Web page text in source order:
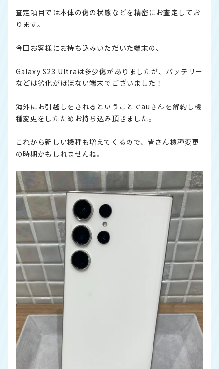
査定項目では本体の傷の状態などを精密にお査定してお
ります。
今回お客様にお持ち込みいただいた端末の、
Galaxy S23 Ultraは多少傷がありましたが、バッテリー
などは劣化がほぼない端末でございました！
海外にお引越しをされるということでauさんを解約し機
種変更をしたためお持ち込み頂きました。
これから新しい機種も増えてくるので、皆さん機種変更
の時期かもしれませんね。